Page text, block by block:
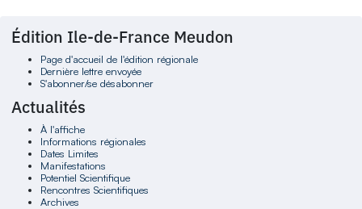
Édition Ile-de-France Meudon
Page d'accueil de l'édition régionale
Dernière lettre envoyée
S'abonner/se désabonner
Actualités
À l'affiche
Informations régionales
Dates Limites
Manifestations
Potentiel Scientifique
Rencontres Scientifiques
Archives